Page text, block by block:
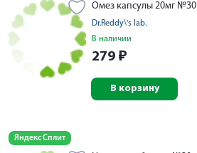
Омез капсулы 20мг №30
Dr.Reddy\'s lab.
В наличии
279 ₽
В корзину
Яндекс Сплит